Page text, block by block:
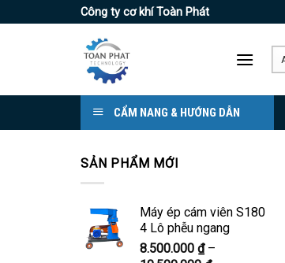
to
Công ty cơ khí Toàn Phát
CẨM NANG & HƯỚNG DẪN
SẢN PHẨM MỚI
Máy ép cám viên S180
4 Lô phễu ngang
8.500.000 ₫ –